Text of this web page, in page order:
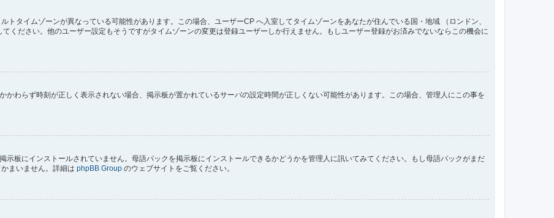
トタイムゾーンが異なっている可能性があります。この場合、ユーザーCP へ入室してタイムゾーンをあなたが住んでいる国・地域 （ロンドン、
ください。他のユーザー設定もそうですがタイムゾーンの変更は登録ユーザーしか行えません。もしユーザー登録がお済みでないならこの機会に
かわらず時刻が正しく表示されない場合、掲示板が置かれているサーバの設定時間が正しくない可能性があります。この場合、管理人にこの事を
示板にインストールされていません。母語パックを掲示板にインストールできるかどうかを管理人に訊いてみてください。もし母語パックがまだ
まいません。詳細は phpBB Group のウェブサイトをご覧ください。